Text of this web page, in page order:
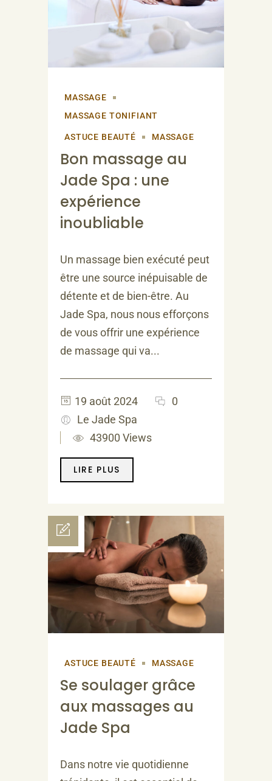
MASSAGE
MASSAGE TONIFIANT
ASTUCE BEAUTÉ MASSAGE
Bon massage au
Jade Spa : une
expérience
inoubliable
Un massage bien exécuté peut
être une source inépuisable de
détente et de bien-être. Au
Jade Spa, nous nous efforçons
de vous offrir une expérience
de massage qui va...
19 août 2024
0
Le Jade Spa
43900 Views
LIRE PLUS
ASTUCE BEAUTÉ MASSAGE
Se soulager grâce
aux massages au
Jade Spa
Dans notre vie quotidienne